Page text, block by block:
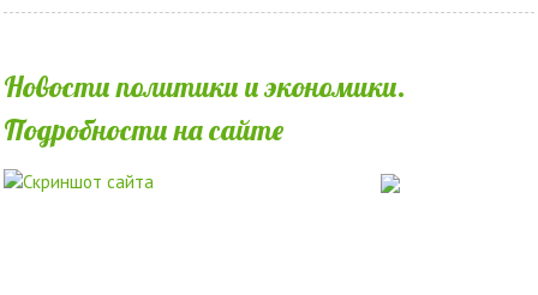
Новости политики и экономики.
Подробности на сайте